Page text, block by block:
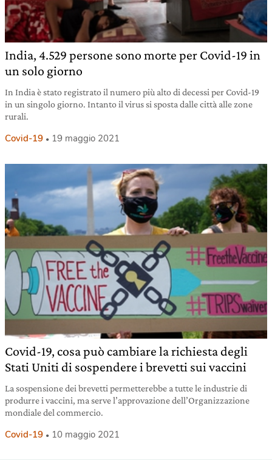
India, 4.529 persone sono morte per Covid-19 in
un solo giorno
In India è stato registrato il numero più alto di decessi per Covid-19
in un singolo giorno. Intanto il virus si sposta dalle città alle zone
rurali.
Covid-19 19 maggio 2021
Covid-19, cosa può cambiare la richiesta degli
Stati Uniti di sospendere i brevetti sui vaccini
La sospensione dei brevetti permetterebbe a tutte le industrie di
produrre i vaccini, ma serve l’approvazione dell’Organizzazione
mondiale del commercio.
Covid-19 10 maggio 2021